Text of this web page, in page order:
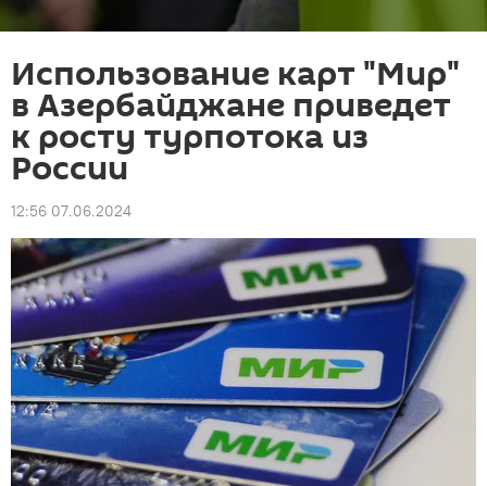
Использование карт "Мир"
в Азербайджане приведет
к росту турпотока из
России
12:56 07.06.2024